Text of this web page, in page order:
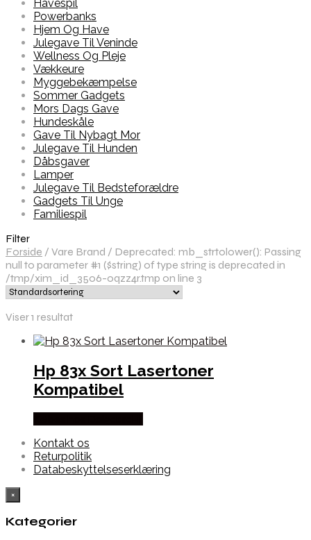
Havespil
Powerbanks
Hjem Og Have
Julegave Til Veninde
Wellness Og Pleje
Vækkeure
Myggebekæmpelse
Sommer Gadgets
Mors Dags Gave
Hundeskåle
Gave Til Nybagt Mor
Julegave Til Hunden
Dåbsgaver
Lamper
Julegave Til Bedsteforældre
Gadgets Til Unge
Familiespil
Filter
Forside / Vare Brand / Deprecated: mb_strtolower(): Passing
null to parameter #1 ($string) of type string is deprecated in
/tmp/xim_id_3506-oqzz4r.tmp on line 3
Viser 1 resultat
Hp 83x Sort Lasertoner
Kompatibel
Kontakt os
Returpolitik
Databeskyttelseserklæring
×
Kategorier